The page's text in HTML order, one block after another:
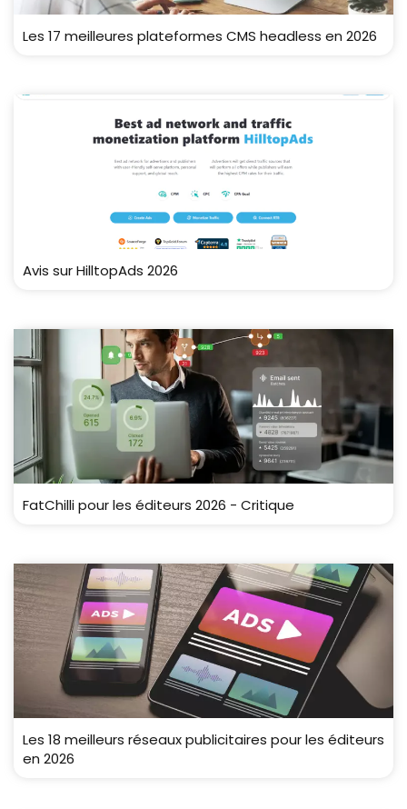
Les 17 meilleures plateformes CMS headless en 2026
Avis sur HilltopAds 2026
FatChilli pour les éditeurs 2026 - Critique
Les 18 meilleurs réseaux publicitaires pour les éditeurs
en 2026